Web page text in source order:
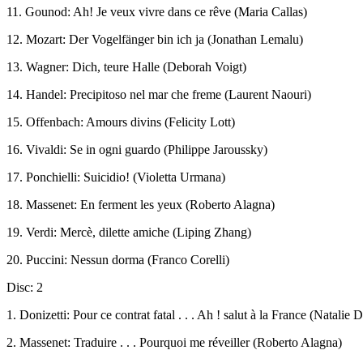
11. Gounod: Ah! Je veux vivre dans ce rêve (Maria Callas)
12. Mozart: Der Vogelfänger bin ich ja (Jonathan Lemalu)
13. Wagner: Dich, teure Halle (Deborah Voigt)
14. Handel: Precipitoso nel mar che freme (Laurent Naouri)
15. Offenbach: Amours divins (Felicity Lott)
16. Vivaldi: Se in ogni guardo (Philippe Jaroussky)
17. Ponchielli: Suicidio! (Violetta Urmana)
18. Massenet: En ferment les yeux (Roberto Alagna)
19. Verdi: Mercè, dilette amiche (Liping Zhang)
20. Puccini: Nessun dorma (Franco Corelli)
Disc: 2
1. Donizetti: Pour ce contrat fatal . . . Ah ! salut à la France (Natalie
2. Massenet: Traduire . . . Pourquoi me réveiller (Roberto Alagna)